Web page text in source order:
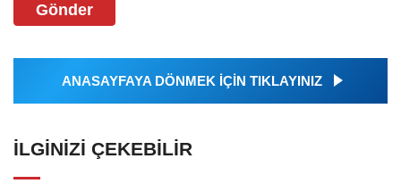
Gönder
ANASAYFAYA DÖNMEK İÇİN TIKLAYINIZ
İLGINIZI ÇEKEBILIR